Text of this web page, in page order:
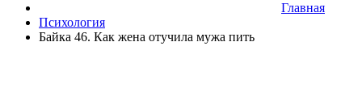
Главная
Психология
Байка 46. Как жена отучила мужа пить